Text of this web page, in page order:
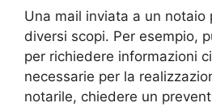
Una mail inviata a un notaio
diversi scopi. Per esempio,
per richiedere informazioni
necessarie per la
notarile, chiedere un